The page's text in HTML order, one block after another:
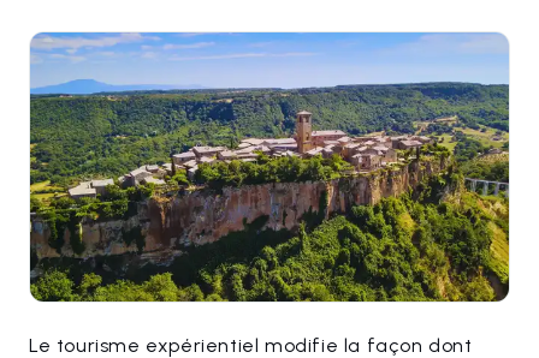
Le tourisme expérientiel modifie la façon dont